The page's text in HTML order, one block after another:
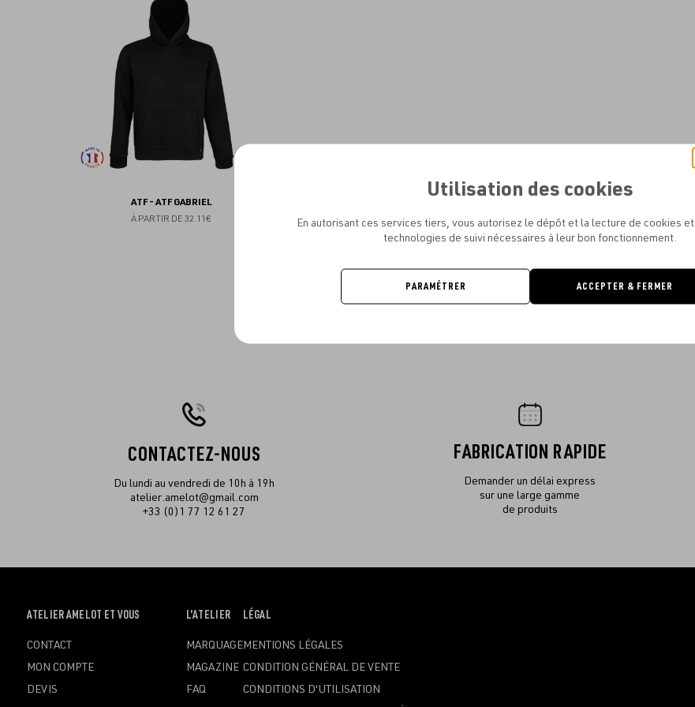
ATF - ATF GABRIEL
À PARTIR DE 32.11€
CONTACTEZ-NOUS
Du lundi au vendredi de 10h à 19h
atelier.amelot@gmail.com
+33 (0)1 77 12 61 27
FABRICATION RAPIDE
Demander un délai express
sur une large gamme
de produits
OUVRIR
MENU
ATELIER AMELOT ET VOUS
CONTACT
MON COMPTE
DEVIS
OUVRIR
MENU
L'ATELIER
MARQUAGE
MAGAZINE
FAQ
OUVRIR
MENU
LÉGAL
MENTIONS LÉGALES
CONDITION GÉNÉRAL DE VENTE
CONDITIONS D'UTILISATION
Utilisation des cookies
En autorisant ces services tiers, vous autorisez le dépôt et la lecture de cookies
technologies de suivi nécessaires à leur bon fonctionnement.
PARAMÉTRER ACCEPTER & FERMER